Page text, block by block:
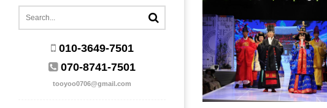
010-3649-7501
070-8741-7501
tooyoo0706@gmail.com